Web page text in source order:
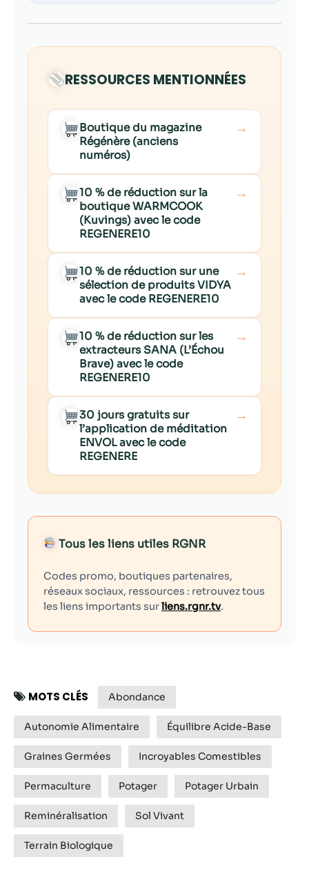
RESSOURCES MENTIONNÉES
Boutique du magazine
Régénère (anciens
numéros)
→
10 % de réduction sur la
boutique WARMCOOK
(Kuvings) avec le code
REGENERE10
→
10 % de réduction sur une
sélection de produits VIDYA
avec le code REGENERE10
→
10 % de réduction sur les
extracteurs SANA (L’Échou
Brave) avec le code
REGENERE10
→
30 jours gratuits sur
l’application de méditation
ENVOL avec le code
REGENERE
→
Tous les liens utiles RGNR
Codes promo, boutiques partenaires,
réseaux sociaux, ressources : retrouvez tous
les liens importants surliens.rgnr.tv.
MOTS CLÉS Abondance
Autonomie Alimentaire Équilibre Acide-Base
Graines Germées Incroyables Comestibles
Permaculture Potager Potager Urbain
Reminéralisation Sol Vivant
Terrain Biologique